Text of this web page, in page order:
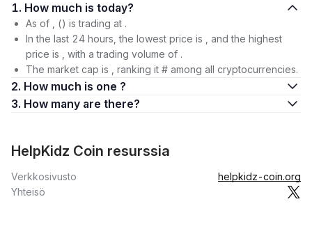
1. How much is today?
As of , () is trading at .
In the last 24 hours, the lowest price is , and the highest
price is , with a trading volume of .
The market cap is , ranking it # among all cryptocurrencies.
2. How much is one ?
3. How many are there?
HelpKidz Coin resurssia
Verkkosivusto
helpkidz-coin.org
Yhteisö